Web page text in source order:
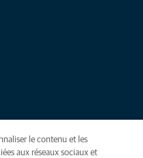
le contenu et les
aux réseaux sociaux et